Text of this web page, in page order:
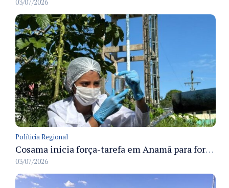
Políticia Regional
Cosama inicia força-tarefa em Anamã para fortalecer abastecimento de água e segurança hídrica da população
03/07/2026